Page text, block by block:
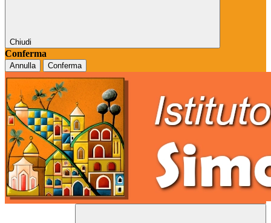
Chiudi
Conferma
Annulla Conferma